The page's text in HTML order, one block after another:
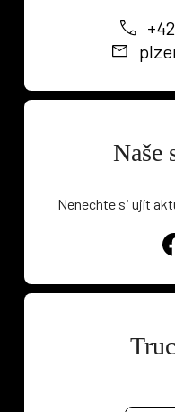
Naše
Nenechte si ujít